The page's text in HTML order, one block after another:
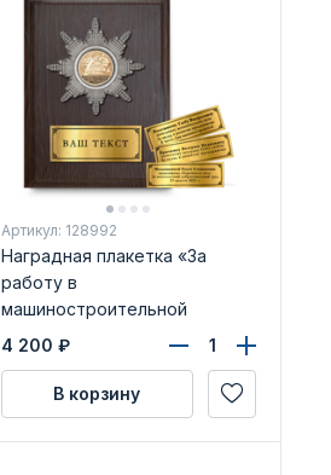
Артикул: 128992
Наградная плакетка «За
работу в
машиностроительной
отрасли»
4 200 ₽
В корзину